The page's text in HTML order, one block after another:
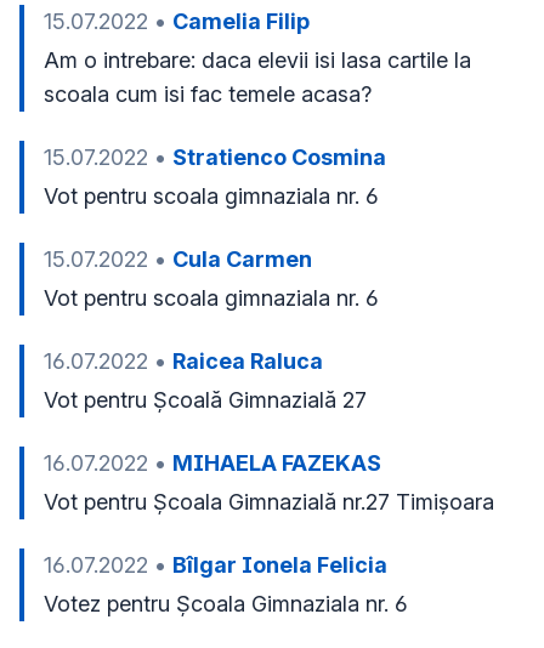
15.07.2022 • Camelia Filip
Am o intrebare: daca elevii isi lasa cartile la
scoala cum isi fac temele acasa?
15.07.2022 • Stratienco Cosmina
Vot pentru scoala gimnaziala nr. 6
15.07.2022 • Cula Carmen
Vot pentru scoala gimnaziala nr. 6
16.07.2022 • Raicea Raluca
Vot pentru Școală Gimnazială 27
16.07.2022 • MIHAELA FAZEKAS
Vot pentru Școala Gimnazială nr.27 Timișoara
16.07.2022 • Bîlgar Ionela Felicia
Votez pentru Școala Gimnaziala nr. 6